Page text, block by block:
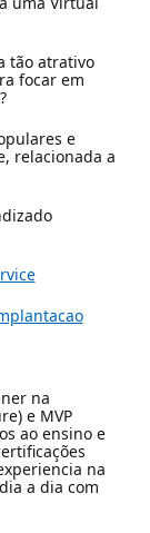
tão atrativo
focar em
e
relacionada a
na
e MVP
ao ensino e
na
a dia com